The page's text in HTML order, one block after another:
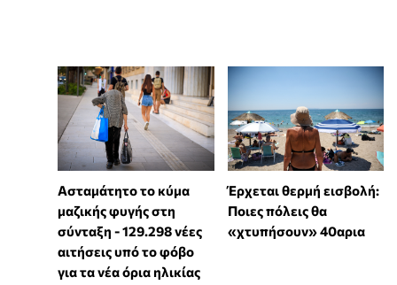
Ασταμάτητο το κύμα
μαζικής φυγής στη
σύνταξη - 129.298 νέες
αιτήσεις υπό το φόβο
για τα νέα όρια ηλικίας
Έρχεται θερμή εισβολή:
Ποιες πόλεις θα
«χτυπήσουν» 40αρια